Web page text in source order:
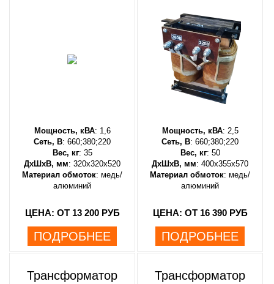
Мощность, кВА: 1,6
Сеть, В: 660;380;220
Вес, кг: 35
ДхШхВ, мм: 320х320х520
Материал обмоток: медь/
алюминий
ЦЕНА: ОТ 13 200 РУБ
ПОДРОБНЕЕ
Мощность, кВА: 2,5
Сеть, В: 660;380;220
Вес, кг: 50
ДхШхВ, мм: 400х355х570
Материал обмоток: медь/
алюминий
ЦЕНА: ОТ 16 390 РУБ
ПОДРОБНЕЕ
Трансформатор
Трансформатор